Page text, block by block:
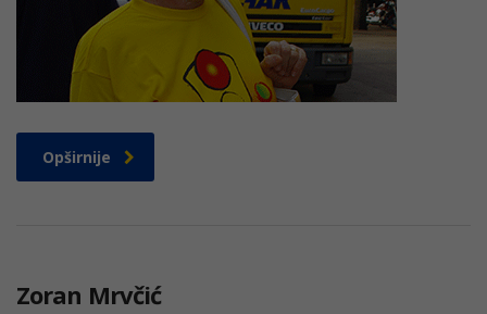
Opširnije
Zoran Mrvčić